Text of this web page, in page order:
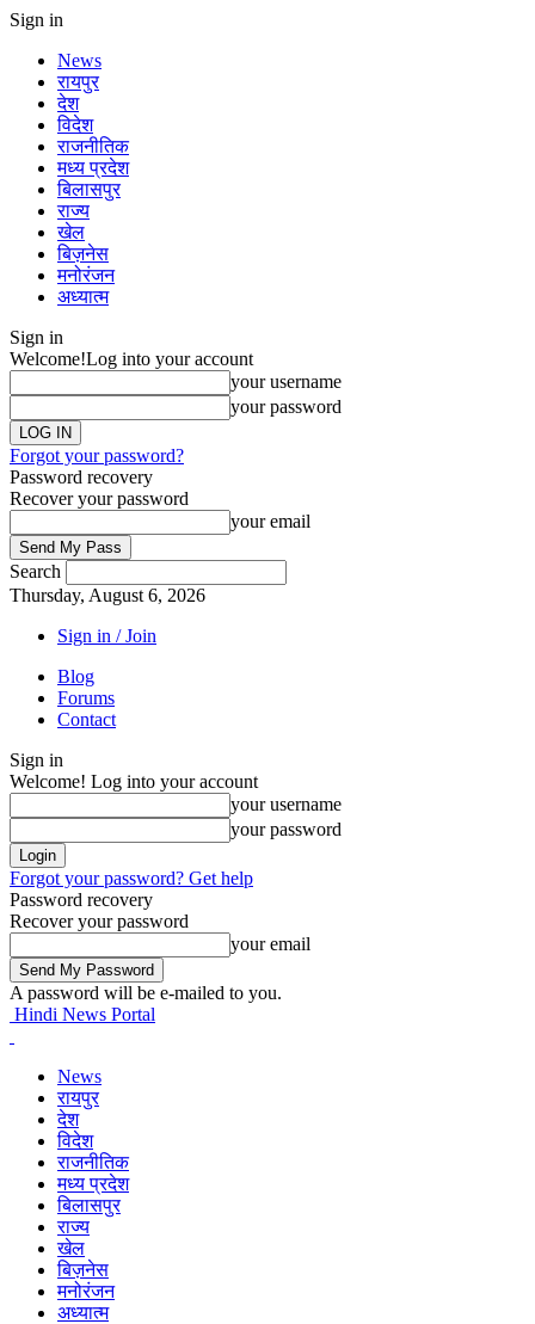
Sign in
News
रायपुर
देश
विदेश
राजनीतिक
मध्य प्रदेश
बिलासपुर
राज्य
खेल
बिज़नेस
मनोरंजन
अध्यात्म
Sign in
Welcome!Log into your account
your username
your password
Forgot your password?
Password recovery
Recover your password
your email
Search
Thursday, August 6, 2026
Sign in / Join
Blog
Forums
Contact
Sign in
Welcome! Log into your account
your username
your password
Forgot your password? Get help
Password recovery
Recover your password
your email
A password will be e-mailed to you.
Hindi News Portal
News
रायपुर
देश
विदेश
राजनीतिक
मध्य प्रदेश
बिलासपुर
राज्य
खेल
बिज़नेस
मनोरंजन
अध्यात्म